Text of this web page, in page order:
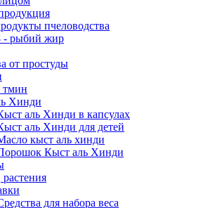
пчеловодства
- рыбий жир
от простуды
Хинди
аль Хинди в капсулах
аль Хинди для детей
кыст аль хинди
Кыст аль Хинди
для набора веса